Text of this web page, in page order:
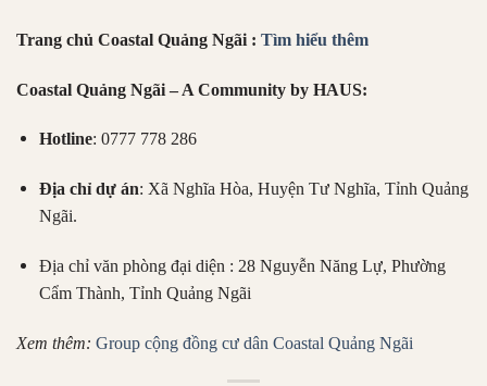
Trang chủ Coastal Quảng Ngãi : Tìm hiểu thêm
Coastal Quảng Ngãi – A Community by HAUS:
Hotline: 0777 778 286
Địa chỉ dự án: Xã Nghĩa Hòa, Huyện Tư Nghĩa, Tỉnh Quảng
Ngãi.
Địa chỉ văn phòng đại diện : 28 Nguyễn Năng Lự, Phường
Cẩm Thành, Tỉnh Quảng Ngãi
Xem thêm: Group cộng đồng cư dân Coastal Quảng Ngãi